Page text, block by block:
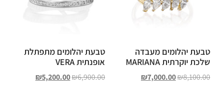
טבעת יהלומים מעבדה
שלכת יוקרתית MARIANA
₪8,100.00
₪7,000.00
טבעת יהלומים מתפתלת
אופנתית VERA
₪6,900.00
₪5,200.00